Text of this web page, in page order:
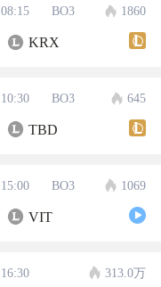
08:15 BO3 1860
KRX
10:30 BO3 645
TBD
15:00 BO3 1069
VIT
16:30 313.0万